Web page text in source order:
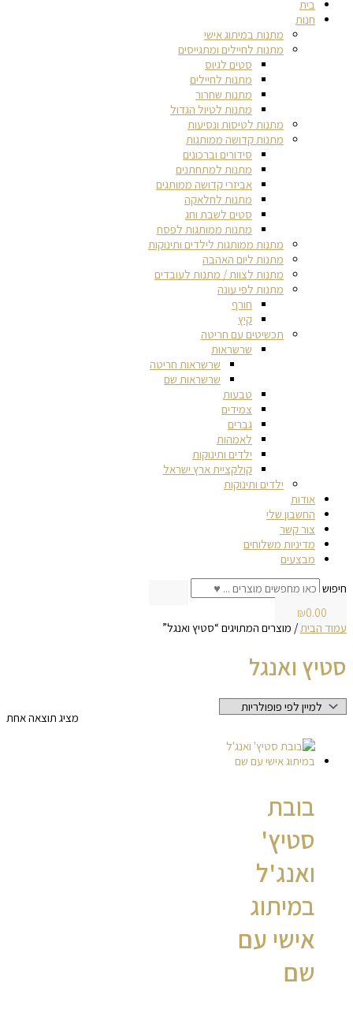
בית
חנות
מתנות במיתוג אישי
מתנות לחיילים ומתגייסים
סטים לגיוס
מתנות לחיילים
מתנות שחרור
מתנות לטיול הגדול
מתנות לטיסות ונסיעות
מתנות קדושה ממותגות
סידורים וברכונים
מתנות למתחתנים
אביזרי קדושה ממותגים
מתנות לחלאקה
סטים לשבת וחג
מתנות ממותגות לפסח
מתנות ממותגות לילדים ותינוקות
מתנות ליום האהבה
מתנות לצוות / מתנות לעובדים
מתנות לפי עונה
חורף
קיץ
תכשיטים עם חריטה
שרשראות
שרשראות חריטה
שרשראות שם
טבעות
צמידים
גברים
לאמהות
ילדים ותינוקות
קולקציית ארץ ישראל
ילדים ותינוקות
אודות
החשבון שלי
צור קשר
מדיניות משלוחים
מבצעים
חיפוש
₪0.00
עמוד הבית/ מוצרים המתויגים “סטיץ ואנגל”
סטיץ ואנגל
מציג תוצאה אחת
בובת
סטיץ'
ואנג'ל
במיתוג
אישי עם
שם